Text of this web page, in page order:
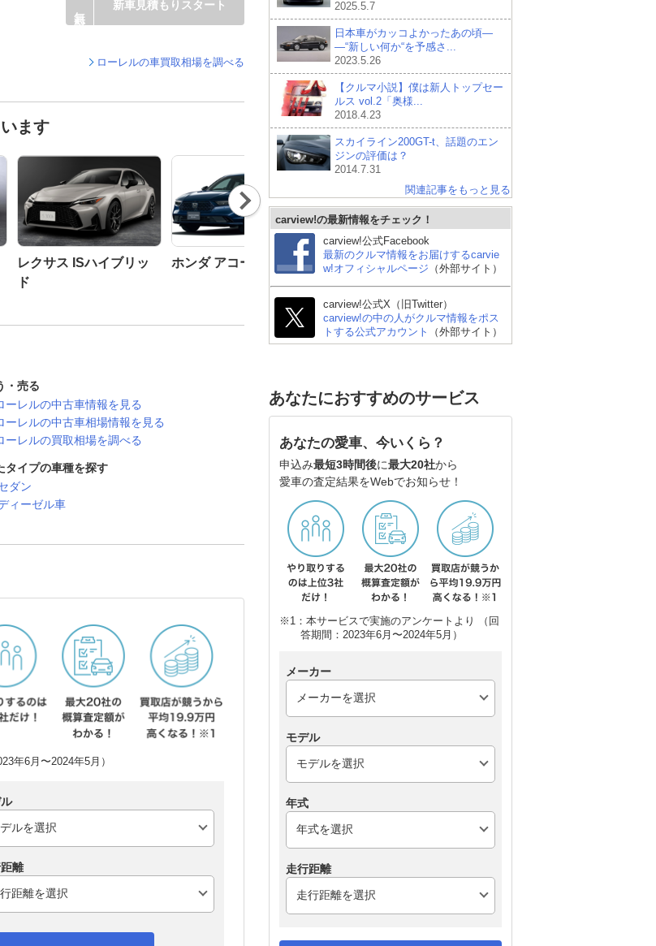
新車見積もりスタート
ローレルの車買取相場を調べる
ます
レクサス ISハイブリッ
ド
ホンダ アコード BMW 3シリーズ セダン BMW M3 セダン
Nex
t
・売る
ーレルの中古車情報を見る
ーレルの中古車相場情報を見る
ーレルの買取相場を調べる
タイプの車種を探す
ダン
ィーゼル車
年6月〜2024年5月）
離
2025.5.7
日本車がカッコよかったあの頃―
―“新しい何か“を予感さ...
2023.5.26
【クルマ小説】僕は新人トップセー
ルス vol.2「奥様...
2018.4.23
スカイライン200GT-t、話題のエン
ジンの評価は？
2014.7.31
関連記事をもっと見る
carview!の最新情報をチェック！
carview!公式Facebook
最新のクルマ情報をお届けするcarvie
w!オフィシャルページ （外部サイト）
carview!公式X（旧Twitter）
carview!の中の人がクルマ情報をポス
トする公式アカウント
（外部サイト）
あなたにおすすめのサービス
あなたの愛車、今いくら？
申込み最短3時間後に最大20社から
愛車の査定結果をWebでお知らせ！
※1：本サービスで実施のアンケートより （回
答期間：2023年6月〜2024年5月）
メーカー
モデル
年式
走行距離